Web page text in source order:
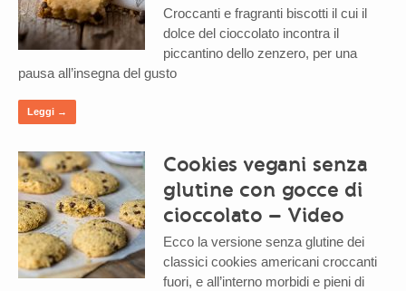
Croccanti e fragranti biscotti il cui il
dolce del cioccolato incontra il
piccantino dello zenzero, per una
pausa all’insegna del gusto
Leggi →
Cookies vegani senza
glutine con gocce di
cioccolato – Video
Ecco la versione senza glutine dei
classici cookies americani croccanti
fuori, e all’interno morbidi e pieni di